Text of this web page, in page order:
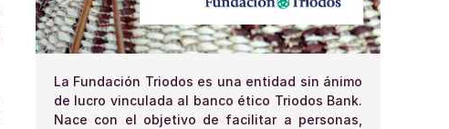
La Fundación Triodos es una entidad sin ánimo
de lucro vinculada al banco ético Triodos Bank.
Nace con el objetivo de facilitar a personas,